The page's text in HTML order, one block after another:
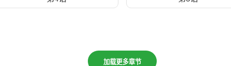
加载更多章节